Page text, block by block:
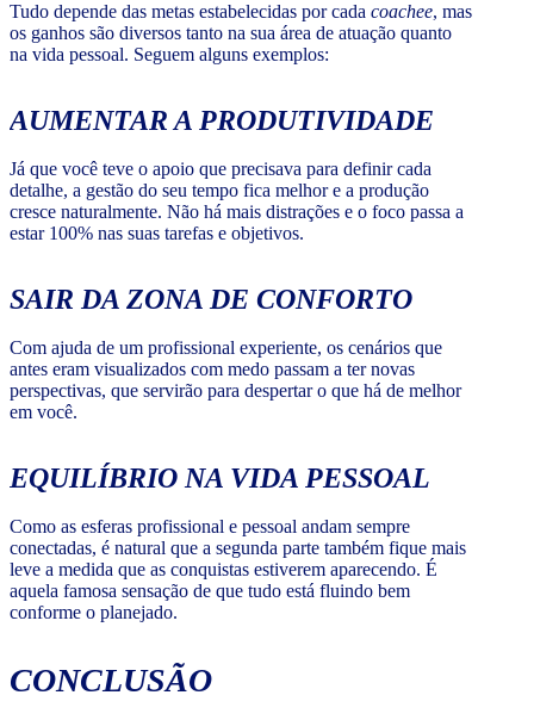
Tudo depende das metas estabelecidas por cada coachee, mas
os ganhos são diversos tanto na sua área de atuação quanto
na vida pessoal. Seguem alguns exemplos:
AUMENTAR A PRODUTIVIDADE
Já que você teve o apoio que precisava para definir cada
detalhe, a gestão do seu tempo fica melhor e a produção
cresce naturalmente. Não há mais distrações e o foco passa a
estar 100% nas suas tarefas e objetivos.
SAIR DA ZONA DE CONFORTO
Com ajuda de um profissional experiente, os cenários que
antes eram visualizados com medo passam a ter novas
perspectivas, que servirão para despertar o que há de melhor
em você.
EQUILÍBRIO NA VIDA PESSOAL
Como as esferas profissional e pessoal andam sempre
conectadas, é natural que a segunda parte também fique mais
leve a medida que as conquistas estiverem aparecendo. É
aquela famosa sensação de que tudo está fluindo bem
conforme o planejado.
CONCLUSÃO